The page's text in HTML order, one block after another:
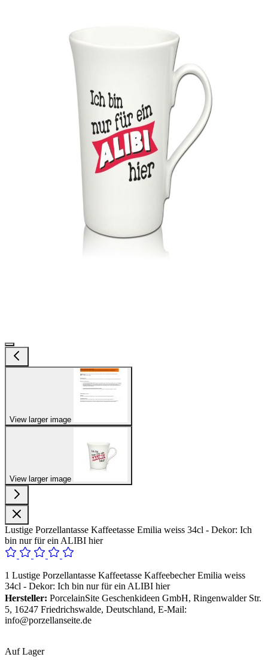
View larger image
View larger image
Lustige Porzellantasse Kaffeetasse Emilia weiss 34cl - Dekor: Ich
bin nur für ein ALIBI hier
1 Lustige Porzellantasse Kaffeetasse Kaffeebecher Emilia weiss
34cl - Dekor: Ich bin nur für ein ALIBI hier
Hersteller: PorcelainSite Geschenkideen GmbH, Ringenwalder Str.
5, 16247 Friedrichswalde, Deutschland, E-Mail:
info@porzellanseite.de
Auf Lager